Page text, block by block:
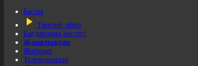
Басты
Тікелей эфир
Бағдарлама кестесі
Жаңалықтар
Жобалар
Телехикаялар